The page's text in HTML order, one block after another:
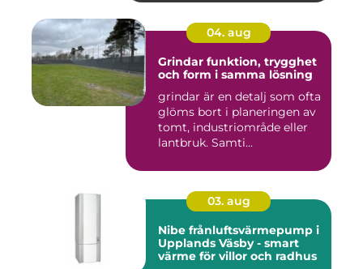
04. aug
Grindar funktion, trygghet
och form i samma lösning
grindar är en detalj som ofta
glöms bort i planeringen av
tomt, industriområde eller
lantbruk. Samti...
03. aug
Nibe frånluftsvärmepump i
Upplands Väsby - smart
värme för villor och radhus